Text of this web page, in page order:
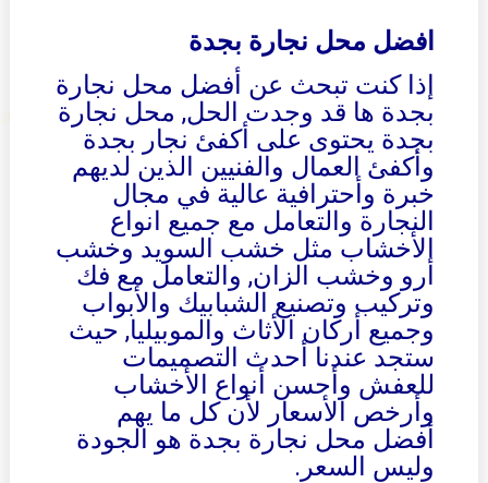
افضل محل نجارة بجدة
إذا كنت تبحث عن أفضل محل نجارة
بجدة ها قد وجدت الحل, محل نجارة
بجدة يحتوى على أكفئ نجار بجدة
وأكفئ العمال والفنيين الذين لديهم
خبرة وأحترافية عالية في مجال
النجارة والتعامل مع جميع انواع
الأخشاب مثل خشب السويد وخشب
أرو وخشب الزان, والتعامل مع فك
وتركيب وتصنيع الشبابيك والأبواب
وجميع أركان الأثاث والموبيليا, حيث
ستجد عندنا أحدث التصميمات
للعفش وأحسن أنواع الأخشاب
وأرخص الأسعار لأن كل ما يهم
أفضل محل نجارة بجدة هو الجودة
وليس السعر.